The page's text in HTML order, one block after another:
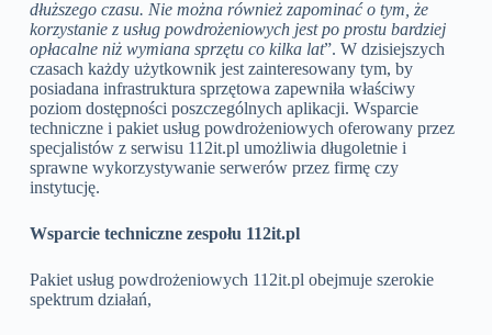
dłuższego czasu. Nie można również zapominać o tym, że
korzystanie z usług powdrożeniowych jest po prostu bardziej
opłacalne niż wymiana sprzętu co kilka lat”. W dzisiejszych
czasach każdy użytkownik jest zainteresowany tym, by
posiadana infrastruktura sprzętowa zapewniła właściwy
poziom dostępności poszczególnych aplikacji. Wsparcie
techniczne i pakiet usług powdrożeniowych oferowany przez
specjalistów z serwisu 112it.pl umożliwia długoletnie i
sprawne wykorzystywanie serwerów przez firmę czy
instytucję.
Wsparcie techniczne zespołu 112it.pl
Pakiet usług powdrożeniowych 112it.pl obejmuje szerokie
spektrum działań,